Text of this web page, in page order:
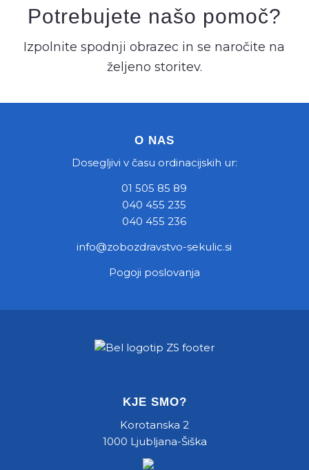
Potrebujete našo pomoč?
Izpolnite spodnji obrazec in se naročite na
željeno storitev.
O NAS
Dosegljivi v času ordinacijskih ur:
01 505 85 89
040 455 235
040 455 236
info@zobozdravstvo-sekulic.si
Pogoji poslovanja
KJE SMO?
Korotanska 2
1000 Ljubljana-Šiška